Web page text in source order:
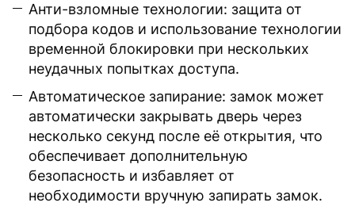
Анти-взломные технологии: защита от
подбора кодов и использование технологии
временной блокировки при нескольких
неудачных попытках доступа.
Автоматическое запирание: замок может
автоматически закрывать дверь через
несколько секунд после её открытия, что
обеспечивает дополнительную
безопасность и избавляет от
необходимости вручную запирать замок.